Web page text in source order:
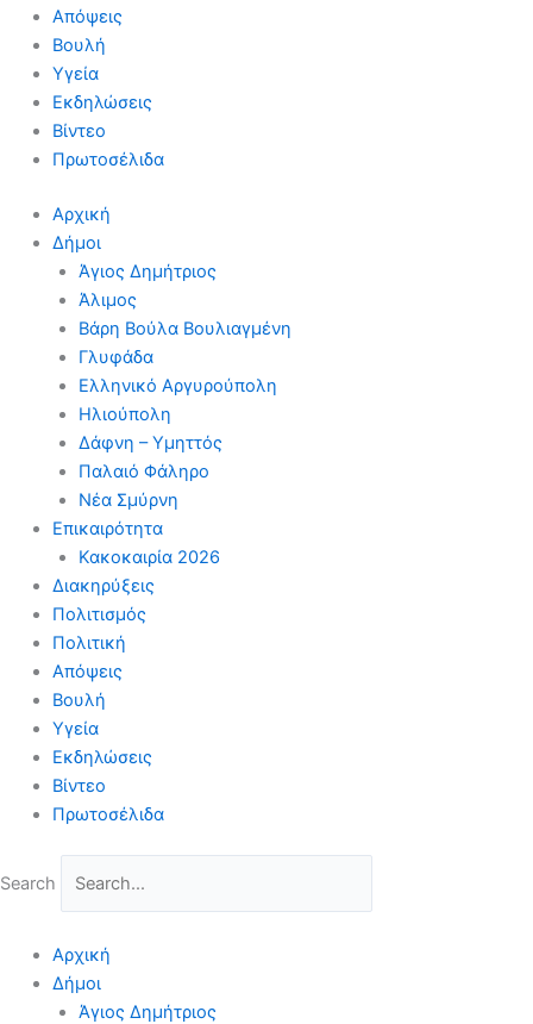
Απόψεις
Βουλή
Υγεία
Εκδηλώσεις
Βίντεο
Πρωτοσέλιδα
Αρχική
Δήμοι
Άγιος Δημήτριος
Άλιμος
Βάρη Βούλα Βουλιαγμένη
Γλυφάδα
Ελληνικό Αργυρούπολη
Ηλιούπολη
Δάφνη – Υμηττός
Παλαιό Φάληρο
Νέα Σμύρνη
Επικαιρότητα
Κακοκαιρία 2026
Διακηρύξεις
Πολιτισμός
Πολιτική
Απόψεις
Βουλή
Υγεία
Εκδηλώσεις
Βίντεο
Πρωτοσέλιδα
Search
Αρχική
Δήμοι
Άγιος Δημήτριος